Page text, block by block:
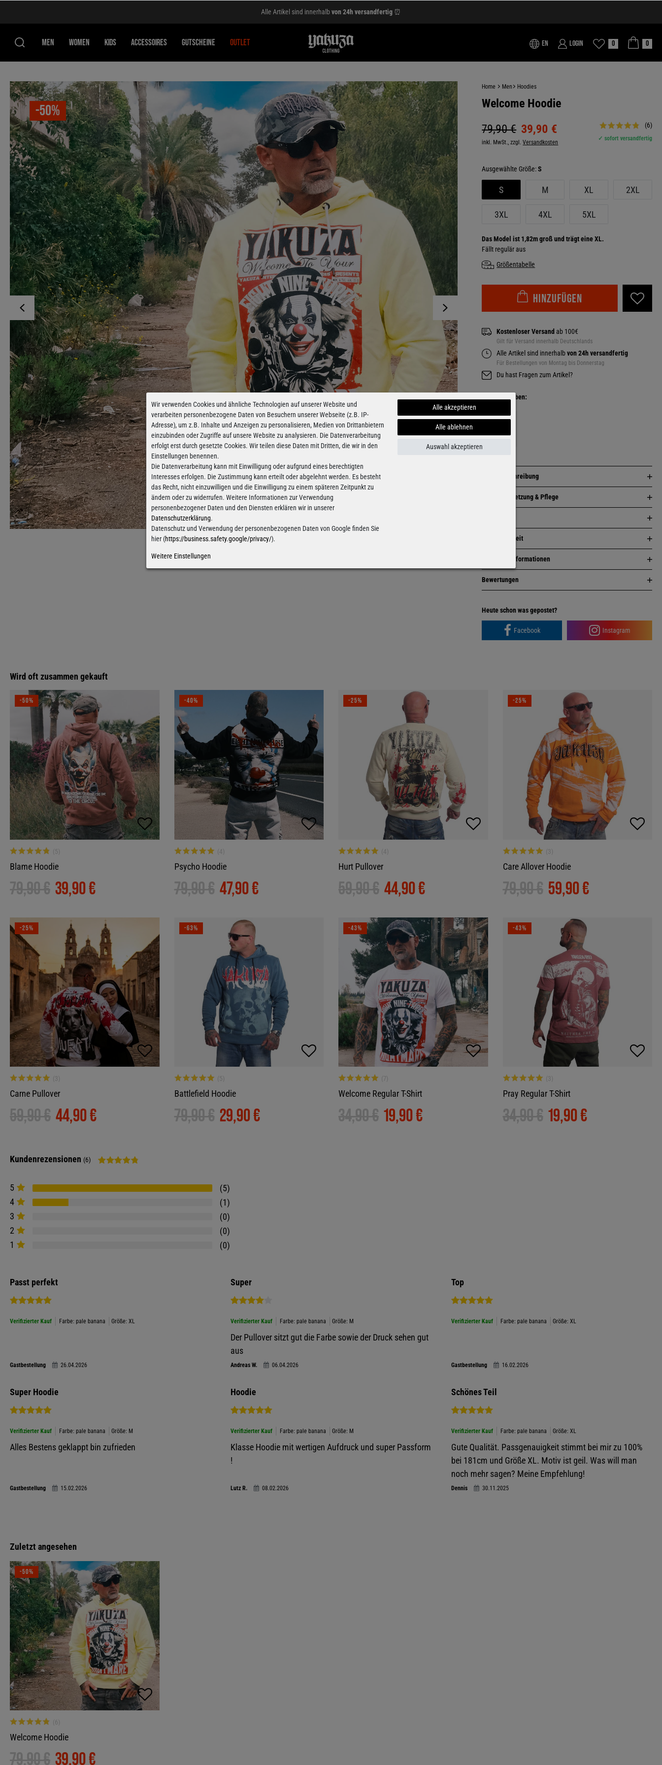
Alle Artikel sind innerhalbvon 24h versandfertig ⏰
MEN WOMEN KIDS ACCESSOIRES GUTSCHEINE OUTLET EN Login 0 0
-50%
Home Men Hoodies
Welcome Hoodie
79,90 € 39,90 €
inkl. MwSt., zzgl.Versandkosten
(6)
✓ sofort versandfertig
Größe:S
S M XL 2XL
3XL 4XL 5XL
Das Model ist 1,82m groß und trägt eine XL.
Fällt regulär aus
Größentabelle
Hinzufügen
Kostenloser Versand ab 100€
Gilt für Versand innerhalb Deutschlands
Alle Artikel sind innerhalbvon 24h versandfertig
Für Bestellungen von Montag bis Donnerstag
Du hast Fragen zum Artikel?
Weitere Farben:
Artikelbeschreibung
Zusammensetzung & Pflege
Nachhaltigkeit
Herstellerinformationen
Bewertungen
Facebook Instagram
Wird oft zusammen gekauft
-50%
Blame Hoodie
79,90 € 39,90 €
-40%
Psycho Hoodie
79,90 € 47,90 €
-25%
Hurt Pullover
59,90 € 44,90 €
-25%
Care Allover Hoodie
79,90 € 59,90 €
-25%
Carne Pullover
59,90 € 44,90 €
-63%
Battlefield Hoodie
79,90 € 29,90 €
-43%
Welcome Regular T-Shirt
34,90 € 19,90 €
-43%
Pray Regular T-Shirt
34,90 € 19,90 €
Kundenrezensionen (6)
5
5
4
1
3
0
2
0
1
0
Passt perfekt
Verifizierter Kauf Farbe: pale banana Größe: XL
Gastbestellung 26.04.2026
Super
Verifizierter Kauf Farbe: pale banana Größe: M
Der Pullover sitzt gut die Farbe sowie der Druck sehen gut
aus
Andreas W. 06.04.2026
Top
Verifizierter Kauf Farbe: pale banana Größe: XL
Gastbestellung 16.02.2026
Super Hoodie
Verifizierter Kauf Farbe: pale banana Größe: M
Alles Bestens geklappt bin zufrieden
Gastbestellung 15.02.2026
Hoodie
Verifizierter Kauf Farbe: pale banana Größe: M
Klasse Hoodie mit wertigen Aufdruck und super Passform
!
Lutz R. 08.02.2026
Schönes Teil
Verifizierter Kauf Farbe: pale banana Größe: XL
Gute Qualität. Passgenauigkeit stimmt bei mir zu 100%
bei 181cm und Größe XL. Motiv ist geil. Was will man
noch mehr sagen? Meine Empfehlung!
Dennis 30.11.2025
Zuletzt angesehen
-50%
Welcome Hoodie
79,90 € 39,90 €
Wir verwenden Cookies und ähnliche Technologien auf unserer Website und
verarbeiten personenbezogene Daten von Besuchern unserer Webseite (z.B. IP-
Adresse), um z.B. Inhalte und Anzeigen zu personalisieren, Medien von Drittanbietern
einzubinden oder Zugriffe auf unsere Website zu analysieren. Die Datenverarbeitung
erfolgt erst durch gesetzte Cookies. Wir teilen diese Daten mit Dritten, die wir in den
Einstellungen benennen.
Die Datenverarbeitung kann mit Einwilligung oder aufgrund eines berechtigten
Interesses erfolgen. Die Zustimmung kann erteilt oder abgelehnt werden. Es besteht
das Recht, nicht einzuwilligen und die Einwilligung zu einem späteren Zeitpunkt zu
ändern oder zu widerrufen. Weitere Informationen zur Verwendung
personenbezogener Daten und den Diensten erklären wir in unserer
Datenschutzerklärung.
Datenschutz und Verwendung der personenbezogenen Daten von Google finden Sie
hier (https://business.safety.google/privacy/).
Weitere Einstellungen
Alle akzeptieren
Alle ablehnen
Auswahl akzeptieren